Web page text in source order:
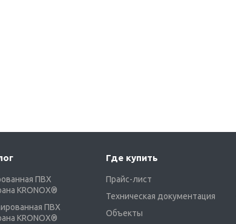
ПВХ
KRONOX®
ПВХ
KRONOX®
Где купить
Прайс-лист
Техническая документация
Объекты